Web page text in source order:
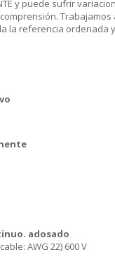
y puede sufrir
la referencia ordenada
adosado
AWG 22) 600 V